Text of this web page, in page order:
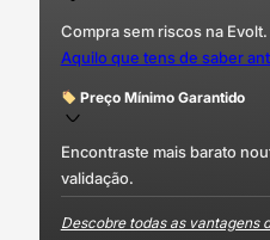
Compra sem riscos na Evolt.
Aquilo que tens de saber
Preço Mínimo Garantido
Encontraste mais barato
validação.
Descobre todas as vantagens